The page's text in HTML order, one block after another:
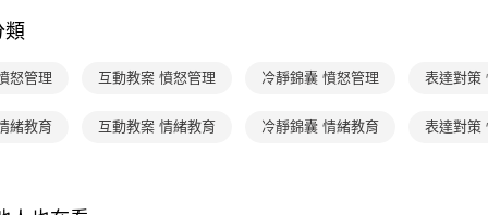
2.基於同
3.完整用
※ 交易是
每筆
類
怒管理 互動教案 憤怒管理 冷靜錦囊 憤怒管理 表達對策
緒教育 互動教案 情緒教育 冷靜錦囊 情緒教育 表達對策